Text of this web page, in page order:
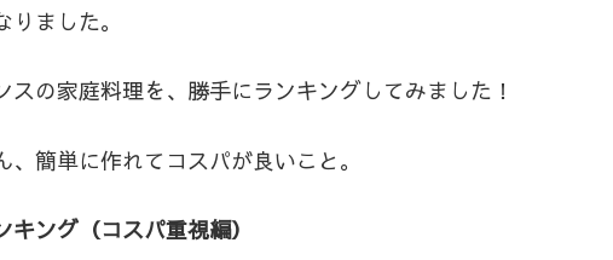
ました。
の家庭料理を、勝手にランキングしてみました！
簡単に作れてコスパが良いこと。
ング（コスパ重視編）